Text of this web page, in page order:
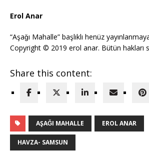
Erol Anar
“Aşaǧı Mahalle” başlıklı henüz
Copyright © 2019 erol anar. Bütün hakları
Share this content:
AŞAǦI MAHALLE EROL ANAR
HAVZA- SAMSUN